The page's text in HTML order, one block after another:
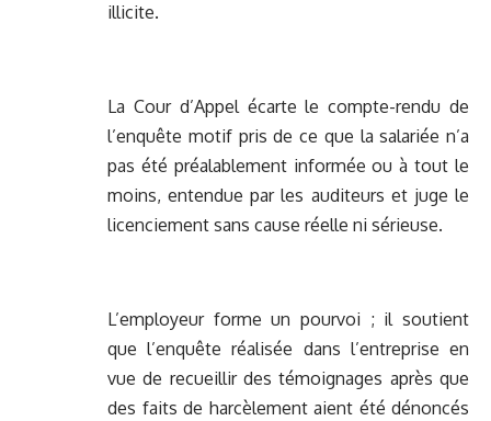
illicite.
La Cour d’Appel écarte le compte-rendu de
l’enquête motif pris de ce que la salariée n’a
pas été préalablement informée ou à tout le
moins, entendue par les auditeurs et juge le
licenciement sans cause réelle ni sérieuse.
L’employeur forme un pourvoi ; il soutient
que l’enquête réalisée dans l’entreprise en
vue de recueillir des témoignages après que
des faits de harcèlement aient été dénoncés